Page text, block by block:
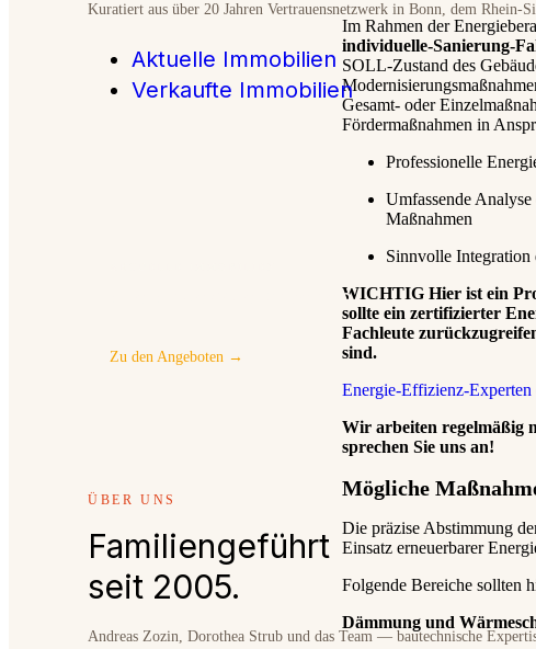
Kuratiert aus über 20 Jahren Vertrauensnetzwerk in Bonn, dem Rhein-
Aktuelle Immobilien
Verkaufte Immobilien
Alle Angebote ansehen
Zu den Angeboten →
ÜBER UNS
Familiengeführt
seit 2005.
Andreas Zozin, Dorothea Strub und das Team — bautechnische
Im Rahmen der
individuelle-Sanierung-
SOLL-Zustand des
Gesamt- oder
Fördermaßnahmen in
Professionelle
Umfassende
Maßnahmen
Sinnvolle Integration
WICHTIG Hier ist ein
sollte ein zertifizierter
Fachleute
sind.
Energie-Effizienz-
Wir arbeiten regelmäßig
sprechen Sie uns an!
Mögliche
Die präzise Abstimmung
Einsatz erneuerbarer
Folgende Bereiche sollten
Dämmung und